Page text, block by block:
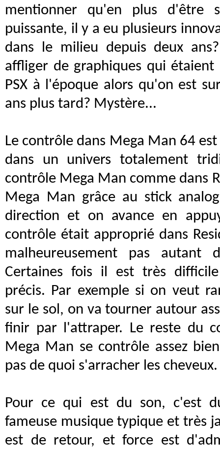
mentionner qu'en plus d'être
puissante, il y a eu plusieurs
dans le milieu depuis deux
affliger de graphiques qui
PSX à l'époque alors qu'on est
ans plus tard? Mystère...
Le contrôle dans Mega Man 64
dans un univers totalement
contrôle Mega Man comme dans
Mega Man grâce au stick
direction et on avance en
contrôle était approprié dans
malheureusement pas autant
Certaines fois il est très
précis. Par exemple si on veut
sur le sol, on va tourner autour
finir par l'attraper. Le reste du
Mega Man se contrôle assez
pas de quoi s'arracher les cheveux.
Pour ce qui est du son, c'est
fameuse musique typique et très
est de retour, et force est